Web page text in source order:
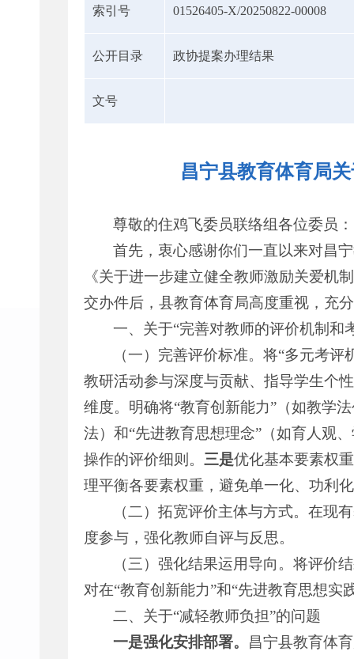
索引号 01526405-X/20250822-00008
公开目录 政协提案办理结果
文号
昌宁县教育体育局
尊敬的住鸡飞委员联络组各位委员：
首先，衷心感谢你们一直以来对昌
《关于进一步建立健全教师激励关爱机
交办件后，县教育体育局高度重视，充
一、关于“完善对教师的评价机制和
（一）完善评价标准。将“多元考评
教研活动参与深度与贡献、指导学生个
维度。明确将“教育创新能力”（如教学
法）和“先进教育思想理念”（如育人观
操作的评价细则。 三是优化基本要素权
理平衡各要素权重，避免单一化、功利
（二）拓宽评价主体与方式。在现
度参与，强化教师自评与反思。
（三）强化结果运用导向。将评价
对在“教育创新能力”和“先进教育思想实
二、关于“减轻教师负担”的问题
一是强化安排部署。 昌宁县教育体